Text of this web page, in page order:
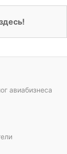
авиабизнеса